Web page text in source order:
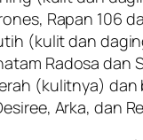
Rapan 106
(kulit dan
Radosa dan
(kulitnya)
Arka, dan